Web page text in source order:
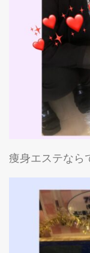
痩身エステなら